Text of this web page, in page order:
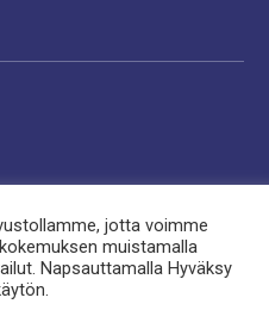
jotta voimme
muistamalla
Napsauttamalla Hyväksy